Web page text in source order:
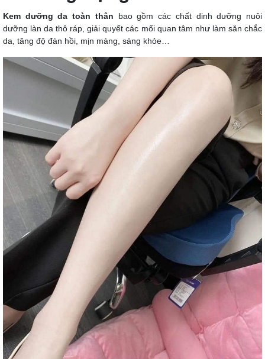
Kem dưỡng da toàn thân bao gồm các chất dinh dưỡng nuôi
dưỡng làn da thô ráp, giải quyết các mối quan tâm như làm săn chắc
da, tăng độ đàn hồi, mịn màng, sáng khỏe…